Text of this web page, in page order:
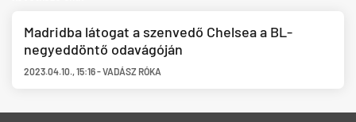
Madridba látogat a szenvedő Chelsea a BL-
negyeddöntő odavágóján
2023.04.10.,15:16-VADÁSZ RÓKA